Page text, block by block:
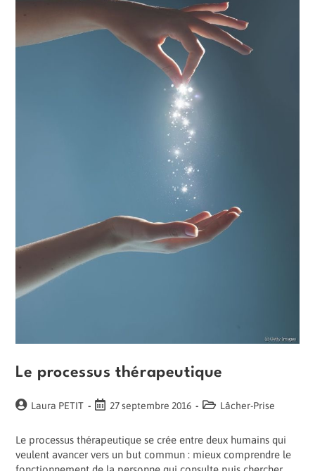
Le processus thérapeutique
Auteur/autrice
la
publication :
Laura PETIT
Publication
27 septembre 2016
PostLâcher-Prise
Le processus thérapeutique se crée entre deux humains qui
veulent avancer vers un but commun : mieux comprendre le